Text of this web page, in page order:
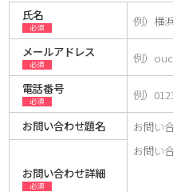
氏名
必須
メールアドレス
必須
電話番号
必須
お問い合わせ題名
お問い合わせ詳細
必須